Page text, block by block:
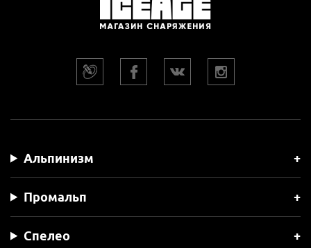
Альпинизм
Промальп
Спелео